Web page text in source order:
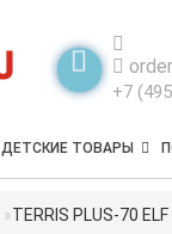
+7
ДЕТСКИЕ ТОВАРЫ
TERRIS PLUS-70